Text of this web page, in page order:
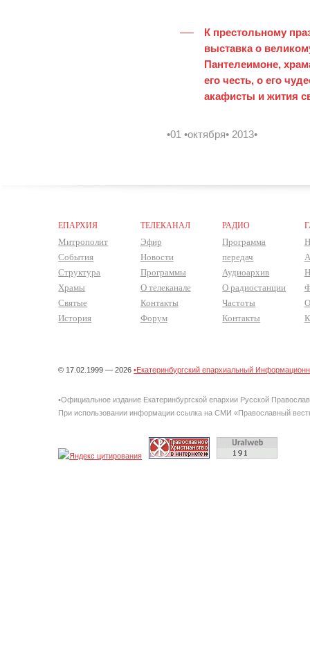
К престольному
выставка о
Пантелеимоне,
его честь, о его
акафисты и жития
•01 •октября• 2013•
ЕПАРХИЯ
Митрополит
События
Структура
Храмы
Святые
История
ТЕЛЕКАНАЛ
Эфир
Новости
Программы
О телеканале
Контакты
Форум
РАДИО
Программа
передач
Аудиоархив
О радиостанции
Частоты
Контакты
© 17.02.1999 — 2026•Екатеринбургский епархиальный
•Официальное издание Екатеринбургской епархии Русской
При использовании информации ссылка на СМИ «Православный